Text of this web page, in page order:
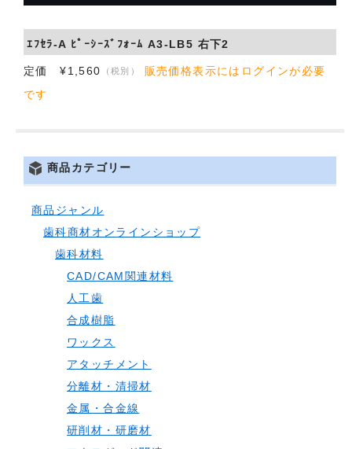
ｴﾌｾﾗ-A ﾋﾟｰｼｰｽﾞﾌｫｰﾑ A3-LB5 右下2
定価 ¥1,560 （税別）
販売価格表示にはログインが必要
です
商品カテゴリー
商品ジャンル
歯科商材オンラインショップ
歯科材料
CAD/CAM関連材料
人工歯
合成樹脂
ワックス
アタッチメント
分離材・清掃材
金属・合金線
研削材・研磨材